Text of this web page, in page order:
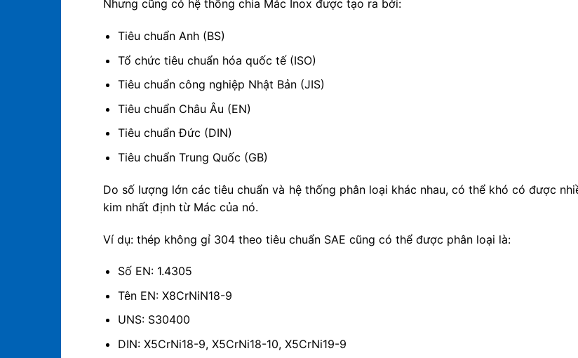
Nhưng cũng có hệ thống chia Mác Inox được tạo ra bởi:
Tiêu chuẩn Anh (BS)
Tổ chức tiêu chuẩn hóa quốc tế (ISO)
Tiêu chuẩn công nghiệp Nhật Bản (JIS)
Tiêu chuẩn Châu Âu (EN)
Tiêu chuẩn Đức (DIN)
Tiêu chuẩn Trung Quốc (GB)
Do số lượng lớn các tiêu chuẩn và hệ thống phân loại khác nhau, có thể khó có được
kim nhất định từ Mác của nó.
Ví dụ: thép không gỉ 304 theo tiêu chuẩn SAE cũng có thể được phân loại là:
Số EN: 1.4305
Tên EN: X8CrNiN18-9
UNS: S30400
DIN: X5CrNi18-9, X5CrNi18-10, X5CrNi19-9